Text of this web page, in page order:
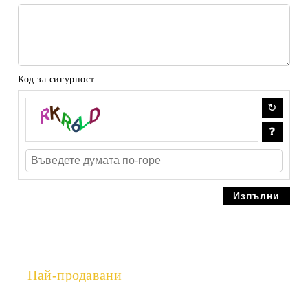
Код за сигурност:
Най-продавани